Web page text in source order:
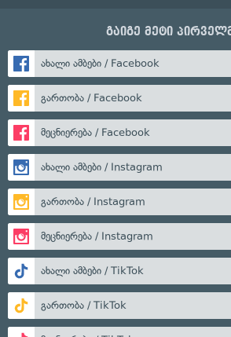
გაიგე მეტი
ახალი ამბები / Facebook
გართობა / Facebook
მეცნიერება / Facebook
ახალი ამბები / Instagram
გართობა / Instagram
მეცნიერება / Instagram
ახალი ამბები / TikTok
გართობა / TikTok